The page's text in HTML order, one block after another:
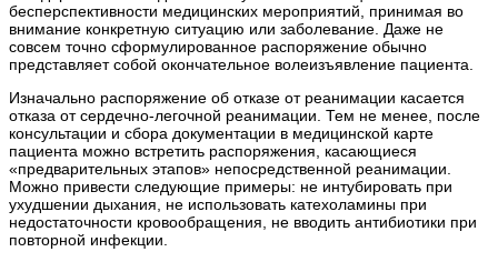
бесперспективности медицинских мероприятий, принимая во
внимание конкретную ситуацию или заболевание. Даже не
совсем точно сформулированное распоряжение обычно
представляет собой окончательное волеизъявление пациента.
Изначально распоряжение об отказе от реанимации касается
отказа от сердечно-легочной реанимации. Тем не менее, после
консультации и сбора документации в медицинской карте
пациента можно встретить распоряжения, касающиеся
«предварительных этапов» непосредственной реанимации.
Можно привести следующие примеры: не интубировать при
ухудшении дыхания, не использовать катехоламины при
недостаточности кровообращения, не вводить антибиотики при
повторной инфекции.